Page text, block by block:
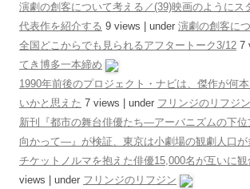
演劇の創客について考える／(39)映画のようにス
代表作を紹介する 9 views under 演劇の創客に
全国どこからでも見られるアフタートーク3/12 7
てき博多一本締め
1990年前後のプロジェクト・ナビは、傑作が何
いかと思えた 7 views under フリンジのリフジン
新刊『都市の舞台俳優たち―アーバニズムの下位
向かって―』が検証、東京は小劇場の観劇人口が
チケットノルマを抱えた俳優15,000名が互いに
views
under フリンジのリフジン